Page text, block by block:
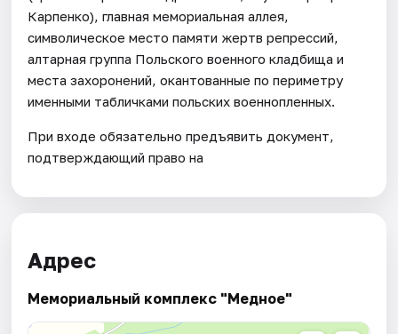
Карпенко), главная мемориальная аллея,
символическое место памяти жертв репрессий,
алтарная группа Польского военного кладбища и
места захоронений, окантованные по периметру
именными табличками польских военнопленных.
При входе обязательно предъявить документ,
подтверждающий право на
Адрес
Мемориальный комплекс "Медное"